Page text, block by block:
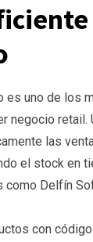
es uno de los
negocio retail.
las
el stock en
como Delfín
con